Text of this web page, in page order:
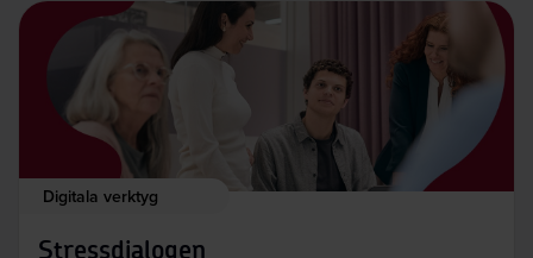
Digitala verktyg
Stressdialogen